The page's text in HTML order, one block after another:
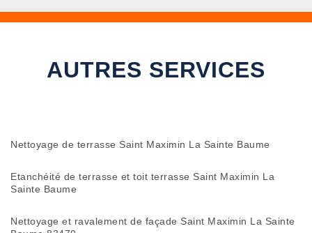
AUTRES SERVICES
Nettoyage de terrasse Saint Maximin La Sainte Baume
Etanchéité de terrasse et toit terrasse Saint Maximin La
Sainte Baume
Nettoyage et ravalement de façade Saint Maximin La Sainte